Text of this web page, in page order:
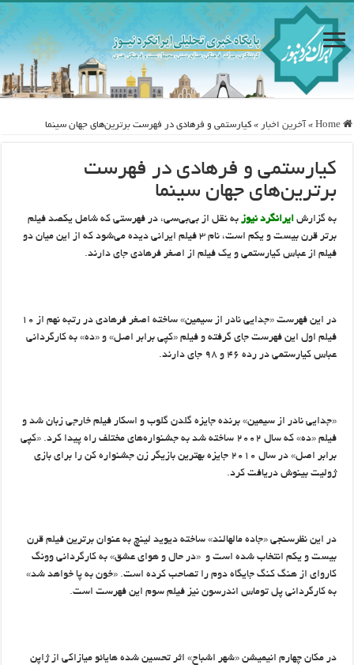
Home
» آخرین اخبار » کیارستمی و فرهادی در فهرست برترین‌های جهان سینما
کیارستمی و فرهادی در فهرست
برترین‌های جهان سینما
به گزارشایرانگرد نیوز به نقل از بی‌بی‌سی، در فهرستی که شامل یکصد فیلم
برتر قرن بیست و یکم است، نام ۳ فیلم ایرانی دیده می‌شود که از این میان دو
فیلم از عباس کیارستمی و یک فیلم از اصغر فرهادی جای دارند.
در این فهرست «جدایی نادر از سیمین» ساخته اصغر فرهادی در رتبه نهم از ۱۰
فیلم اول این فهرست جای گرفته و فیلم «کپی برابر اصل» و «ده» به کارگردانی
عباس کیارستمی در رده ۴۶ و ۹۸ جای دارند
.
«جدایی نادر از سیمین» برنده جایزه گلدن گلوب و اسکار فیلم خارجی زبان شد و
فیلم «ده» که سال ۲۰۰۲ ساخته شد به جشنواره‌های مختلف راه پیدا کرد. «کپی
برابر اصل» در سال ۲۰۱۰ جایزه بهترین بازیگر زن جشنواره کن را برای بازی
ژولیت بینوش دریافت کرد.
در این نظرسنجی «جاده مالهالند» ساخته دیوید لینچ به عنوان برترین فیلم قرن
بیست و یکم انتخاب شده است و «در حال و هوای عشق» به کارگردانی وونگ
کاروای از هنگ کنگ جایگاه دوم را تصاحب کرده است. «خون به پا خواهد شد»
به کارگردانی پل توماس اندرسون نیز فیلم سوم این فهرست است.
در مکان چهارم انیمیشن «شهر اشباح» اثر تحسین شده هایائو میازاکی از ژاپن